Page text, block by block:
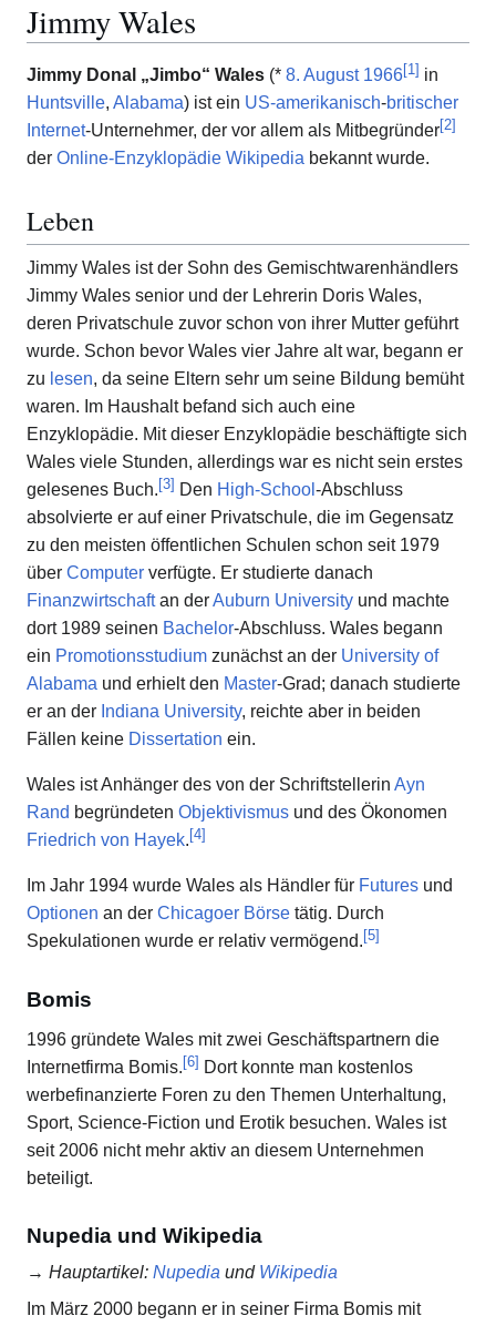
Jimmy Wales
Jimmy Donal „Jimbo“ Wales (* 8. August 1966[1] in
Huntsville, Alabama) ist ein US-amerikanisch-britischer
Internet-Unternehmer, der vor allem als Mitbegründer[2]
der Online-Enzyklopädie Wikipedia bekannt wurde.
Leben
Jimmy Wales ist der Sohn des Gemischtwarenhändlers
Jimmy Wales senior und der Lehrerin Doris Wales,
deren Privatschule zuvor schon von ihrer Mutter geführt
wurde. Schon bevor Wales vier Jahre alt war, begann er
zu lesen, da seine Eltern sehr um seine Bildung bemüht
waren. Im Haushalt befand sich auch eine
Enzyklopädie. Mit dieser Enzyklopädie beschäftigte sich
Wales viele Stunden, allerdings war es nicht sein erstes
gelesenes Buch. [3] Den High-School -Abschluss
absolvierte er auf einer Privatschule, die im Gegensatz
zu den meisten öffentlichen Schulen schon seit 1979
über Computer verfügte. Er studierte danach
Finanzwirtschaftan derAuburn University und machte
dort 1989 seinen Bachelor-Abschluss. Wales begann
ein Promotionsstudium zunächst an der University of
Alabama und erhielt den Master-Grad; danach studierte
er an der Indiana University, reichte aber in beiden
Fällen keine Dissertation ein.
Wales ist Anhänger des von der Schriftstellerin Ayn
Rand begründeten Objektivismus und des Ökonomen
Friedrich von Hayek. [4]
Im Jahr 1994 wurde Wales als Händler für Futures und
Optionen an der Chicagoer Börse tätig. Durch
Spekulationen wurde er relativ vermögend. [5]
Bomis
1996 gründete Wales mit zwei Geschäftspartnern die
Internetfirma Bomis.[6] Dort konnte man kostenlos
werbefinanzierte Foren zu den Themen Unterhaltung,
Sport, Science-Fiction und Erotik besuchen. Wales ist
seit 2006 nicht mehr aktiv an diesem Unternehmen
beteiligt.
Nupedia und Wikipedia
→ Hauptartikel: Nupedia und Wikipedia
Im März 2000 begann er in seiner Firma Bomis mit